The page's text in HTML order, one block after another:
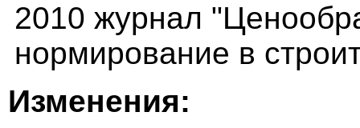
2010 журнал
нормирование в
Изменения: